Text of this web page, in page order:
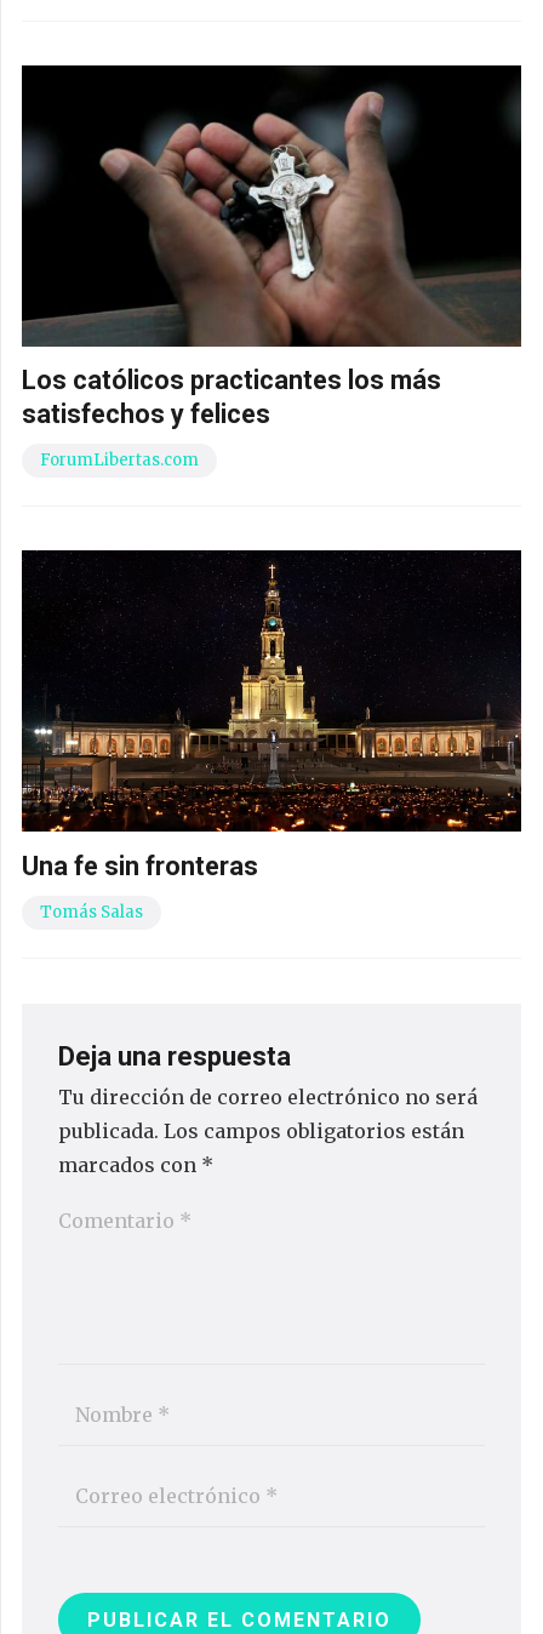
Los católicos practicantes los más
satisfechos y felices
ForumLibertas.com
Una fe sin fronteras
Tomás Salas
Deja una respuesta
Tu dirección de correo electrónico no será
publicada. Los campos obligatorios están
marcados con *
PUBLICAR EL COMENTARIO